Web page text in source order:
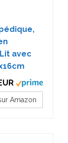
avec
Amazon